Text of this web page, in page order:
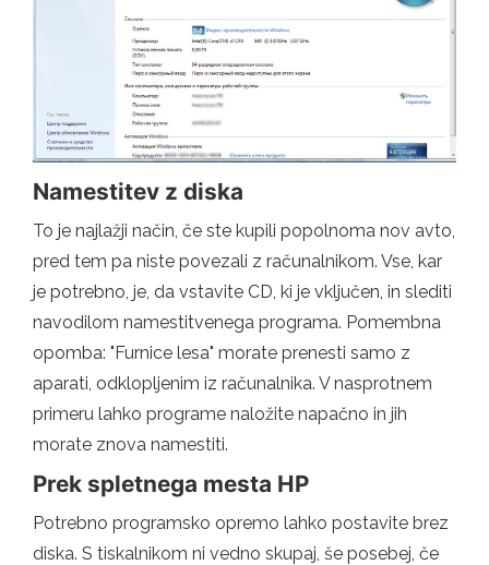
Namestitev z diska
To je najlažji način, če ste kupili popolnoma nov avto,
pred tem pa niste povezali z računalnikom. Vse, kar
je potrebno, je, da vstavite CD, ki je vključen, in slediti
navodilom namestitvenega programa. Pomembna
opomba: "Furnice lesa" morate prenesti samo z
aparati, odklopljenim iz računalnika. V nasprotnem
primeru lahko programe naložite napačno in jih
morate znova namestiti.
Prek spletnega mesta HP
Potrebno programsko opremo lahko postavite brez
diska. S tiskalnikom ni vedno skupaj, še posebej, če